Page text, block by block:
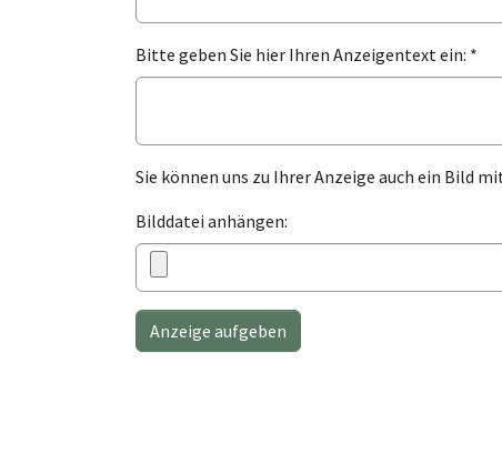
Bitte geben Sie hier Ihren Anzeigentext ein: *
Sie können uns zu Ihrer Anzeige auch ein Bild
Bilddatei anhängen:
Anzeige aufgeben